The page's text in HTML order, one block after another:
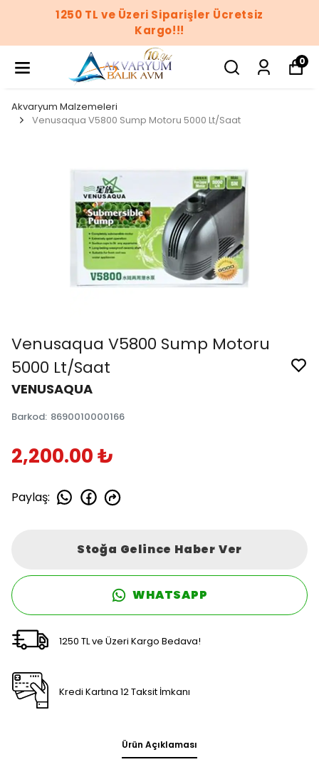
1250 TL ve Üzeri Siparişler Ücretsiz
Kargo!!!
0
Akvaryum Malzemeleri
Venusaqua V5800 Sump Motoru 5000 Lt/Saat
Venusaqua V5800 Sump Motoru
5000 Lt/Saat
VENUSAQUA
Barkod: 8690010000166
2,200.00 ₺
Paylaş:
Stoğa Gelince Haber Ver
WHATSAPP
1250 TL ve Üzeri Kargo Bedava!
Kredi Kartına 12 Taksit İmkanı
Ürün Açıklaması